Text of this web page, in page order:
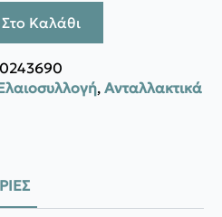
Καλάθι
, Ανταλλακτικά